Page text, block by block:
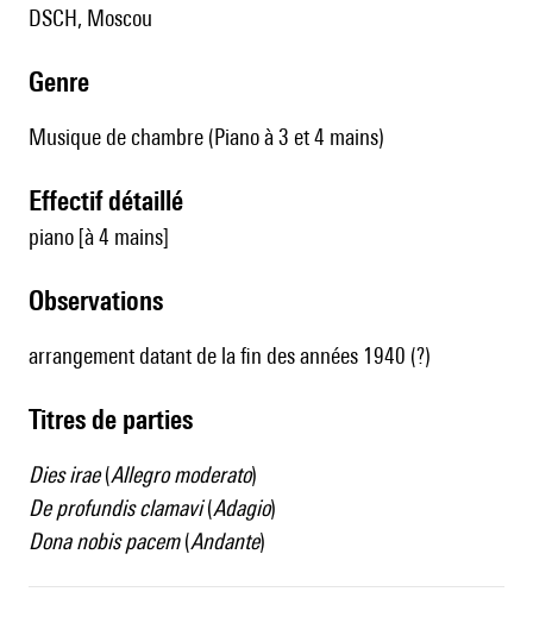
DSCH, Moscou
genre
Musique de chambre (Piano à 3 et 4 mains)
effectif détaillé
piano [à 4 mains]
observations
arrangement datant de la fin des années 1940 (?)
Titres de parties
Dies irae(Allegro moderato)
De profundis clamavi(Adagio)
Dona nobis pacem(Andante)